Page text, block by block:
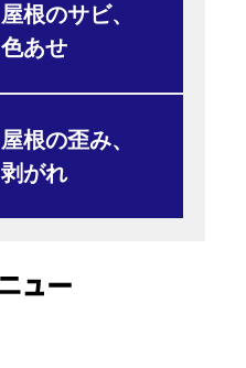
屋根のサビ、
色あせ
屋根の歪み、
剥がれ